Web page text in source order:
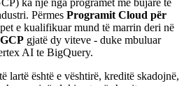
Përmes Programit Cloud për
e kualifikuar mund të marrin deri në
gjatë dy viteve - duke mbuluar
AI te BigQuery.
lartë është e vështirë, kreditë skadojnë,